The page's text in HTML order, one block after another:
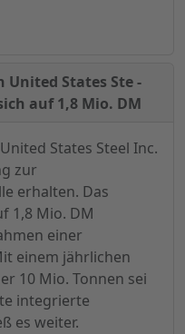
States Ste -
auf 1,8 Mio. DM
States Steel Inc.
zur
erhalten. Das
1,8 Mio. DM
einer
einem jährlichen
10 Mio. Tonnen sei
integrierte
es weiter.